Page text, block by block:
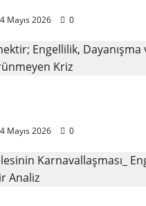
Mayıs 2026 0
Mayıs 2026 0